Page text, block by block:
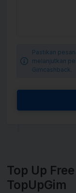
Pastikan
melanjutkan
Gimcashback.
Top Up
TopUpGim